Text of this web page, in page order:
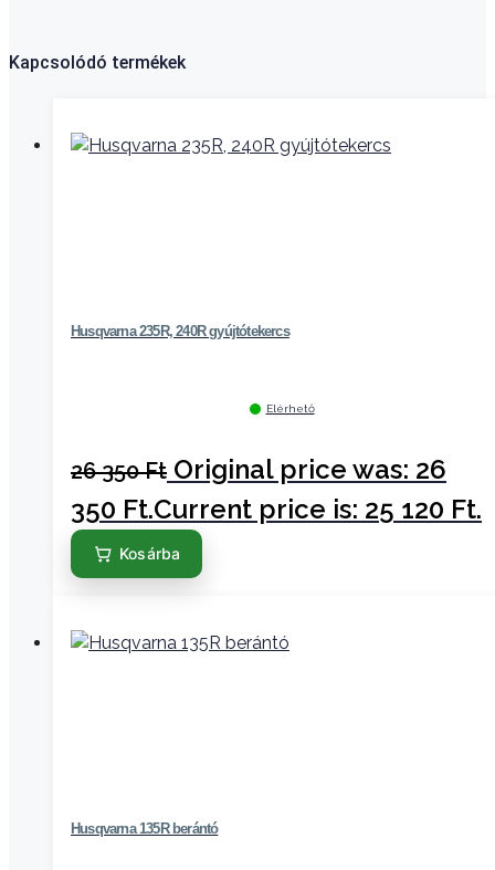
Kapcsolódó termékek
Husqvarna 235R, 240R gyújtótekercs
Elérhető
26 350Ft Original price was: 26
350 Ft.Current price is: 25 120 Ft.
Kosárba
Husqvarna 135R berántó